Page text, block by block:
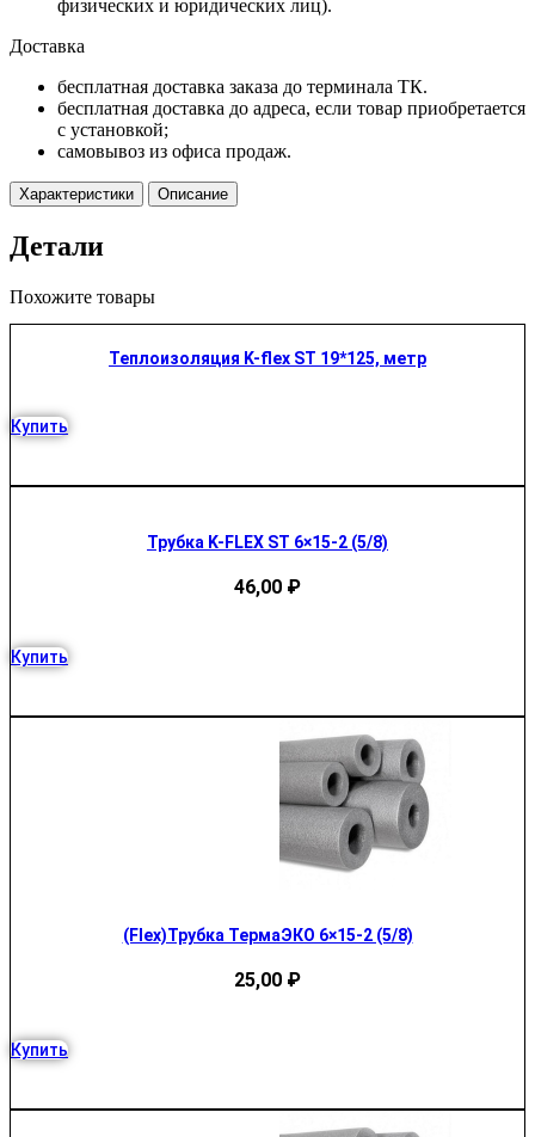
физических и юридических лиц).
Доставка
бесплатная доставка заказа до терминала ТК.
бесплатная доставка до адреса, если товар приобретается
с установкой;
самовывоз из офиса продаж.
Характеристики Описание
Детали
Похожите товары
Теплоизоляция K-flex ST 19*125, метр
Купить
Трубка K-FLEX ST 6×15-2 (5/8)
46,00 ₽
Купить
(Flex)Трубка ТермаЭКО 6×15-2 (5/8)
25,00 ₽
Купить